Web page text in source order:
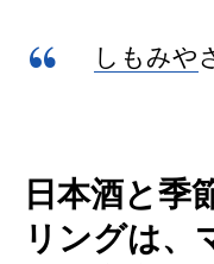
しもみや
日本酒と季
リングは、